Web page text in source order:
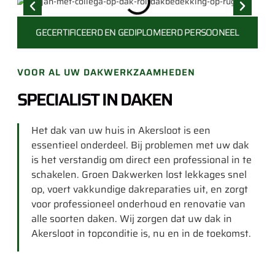
GECERTIFICEERD EN GEDIPLOMEERD PERSOONEEL
VOOR AL UW DAKWERKZAAMHEDEN
SPECIALIST IN DAKEN
Het dak van uw huis in Akersloot is een
essentieel onderdeel. Bij problemen met uw dak
is het verstandig om direct een professional in te
schakelen. Groen Dakwerken lost lekkages snel
op, voert vakkundige dakreparaties uit, en zorgt
voor professioneel onderhoud en renovatie van
alle soorten daken. Wij zorgen dat uw dak in
Akersloot in topconditie is, nu en in de toekomst.